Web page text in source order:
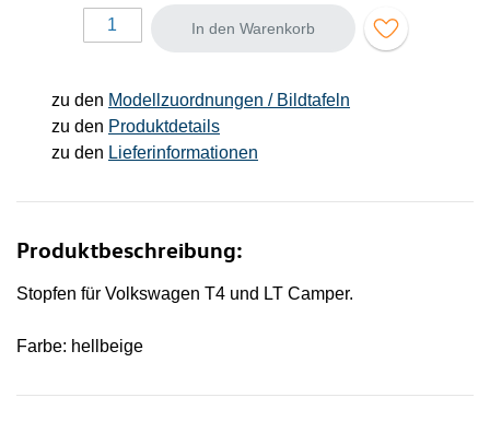
In den Warenkorb
zu den Modellzuordnungen / Bildtafeln
zu den Produktdetails
zu den Lieferinformationen
Produktbeschreibung:
Stopfen für Volkswagen T4 und LT Camper.
Farbe: hellbeige